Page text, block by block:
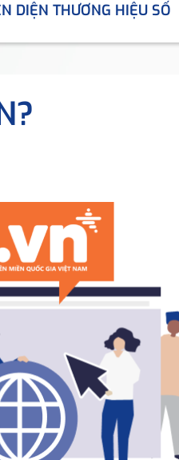
DIỆN THƯƠNG HIỆU SỐ